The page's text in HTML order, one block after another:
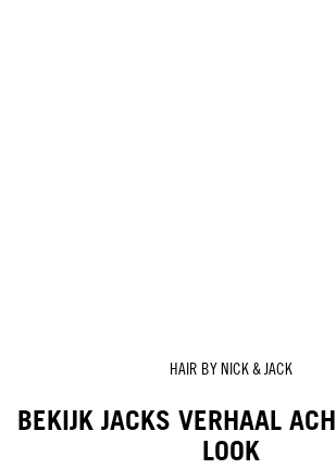
HAIR BY NICK & JACK
BEKIJK JACKS VERHAAL
LOOK